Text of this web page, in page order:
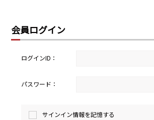
リムレポート
メソドロジー
研修・セミナー
会員ログイン
ログインID：
パスワード：
サインイン情報を記憶する